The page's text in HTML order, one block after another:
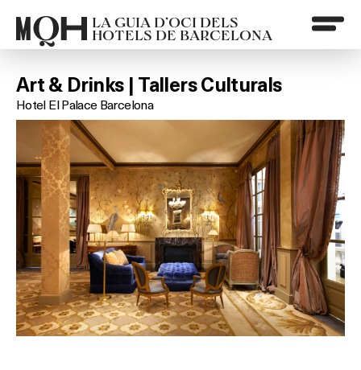
LA GUIA D’OCI DELS
HOTELS DE BARCELONA
Art & Drinks | Tallers Culturals
Hotel El Palace Barcelona